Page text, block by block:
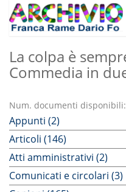
La colpa è
Commedia in
Num. documenti disponibili:
Appunti (2)
Articoli (146)
Atti amministrativi (2)
Comunicati e circolari (3)